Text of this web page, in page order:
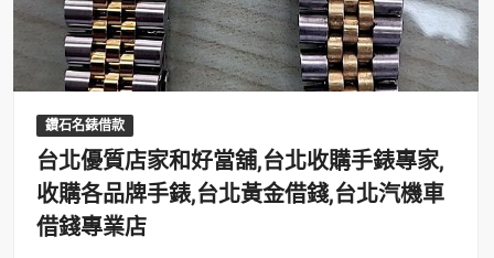
鑽石名錶借款
台北優質店家和好當舖,台北收購手錶專家,
收購各品牌手錶,台北黃金借錢,台北汽機車
借錢專業店